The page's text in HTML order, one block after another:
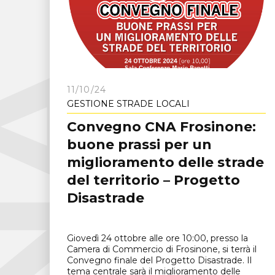
11/10/24
GESTIONE STRADE LOCALI
Convegno CNA Frosinone:
buone prassi per un
miglioramento delle strade
del territorio – Progetto
Disastrade
Giovedì 24 ottobre alle ore 10:00, presso la
Camera di Commercio di Frosinone, si terrà il
Convegno finale del Progetto Disastrade. Il
tema centrale sarà il miglioramento delle